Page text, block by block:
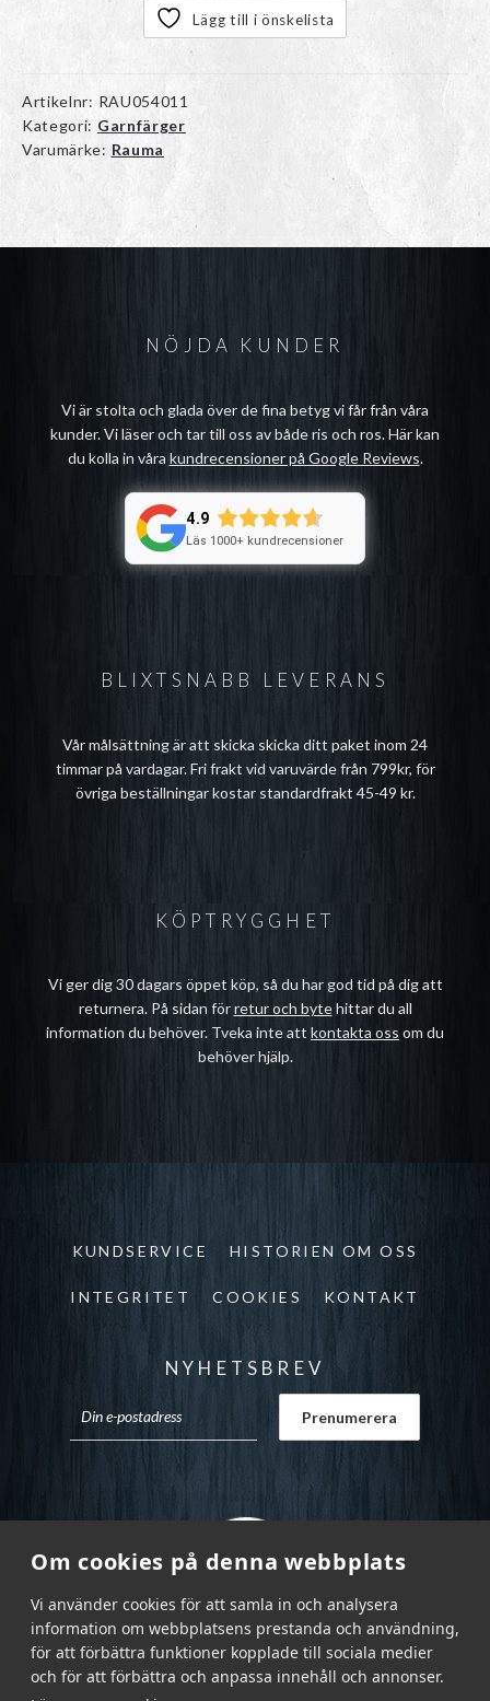
Om cookies på denna webbplats
Vi använder cookies för att samla in och analysera
information om webbplatsens prestanda och användning,
för att förbättra funktioner kopplade till sociala medier
och för att förbättra och anpassa innehåll och annonser.
Lägg till i önskelista
Artikelnr: RAU054011
Kategori: Garnfärger
Varumärke: Rauma
BLIXTSNABB LEVERANS
Vår målsättning är att skicka skicka ditt paket inom 24
timmar på vardagar. Fri frakt vid varuvärde från 799kr, för
övriga beställningar kostar standardfrakt 45-49 kr.
NÖJDA KUNDER
Vi är stolta och glada över de fina betyg vi får från våra
kunder. Vi läser och tar till oss av både ris och ros. Här kan
du kolla in våra kundrecensioner på Google Reviews.
4.9
Läs 1000+ kundrecensioner
KÖPTRYGGHET
Vi ger dig 30 dagars öppet köp, så du har god tid på dig att
returnera. På sidan förretur och bytehittar du all
information du behöver. Tveka inte att kontakta oss om du
behöver hjälp.
KUNDSERVICE HISTORIEN OM OSS
INTEGRITET COOKIES KONTAKT
NYHETSBREV